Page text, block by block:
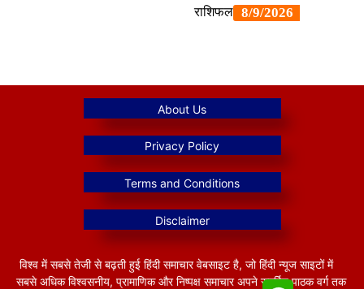
विश्व में सबसे तेजी से बढ़ती हुई हिंदी समाचार वेबसाइट है, जो हिंदी न्यूज साइटों में
सबसे अधिक विश्वसनीय, प्रामाणिक और निष्पक्ष समाचार अपने समर्पित पाठक वर्ग तक